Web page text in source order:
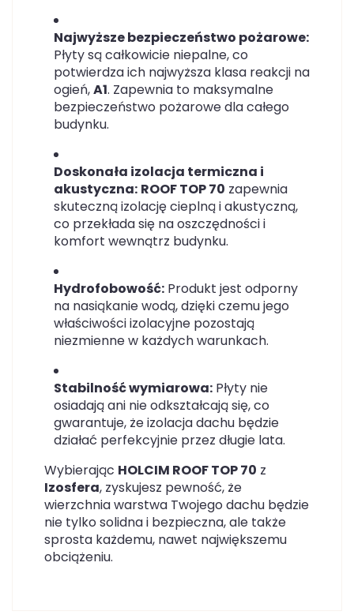
Najwyższe bezpieczeństwo pożarowe:
Płyty są całkowicie niepalne, co
potwierdza ich najwyższa klasa reakcji na
ogień,A1. Zapewnia to maksymalne
bezpieczeństwo pożarowe dla całego
budynku.
Doskonała izolacja termiczna i
akustyczna: ROOF TOP 70 zapewnia
skuteczną izolację cieplną i akustyczną,
co przekłada się na oszczędności i
komfort wewnątrz budynku.
Hydrofobowość: Produkt jest odporny
na nasiąkanie wodą, dzięki czemu jego
właściwości izolacyjne pozostają
niezmienne w każdych warunkach.
Stabilność wymiarowa: Płyty nie
osiadają ani nie odkształcają się, co
gwarantuje, że izolacja dachu będzie
działać perfekcyjnie przez długie lata.
Wybierając HOLCIM ROOF TOP 70 z
Izosfera, zyskujesz pewność, że
wierzchnia warstwa Twojego dachu będzie
nie tylko solidna i bezpieczna, ale także
sprosta każdemu, nawet największemu
obciążeniu.